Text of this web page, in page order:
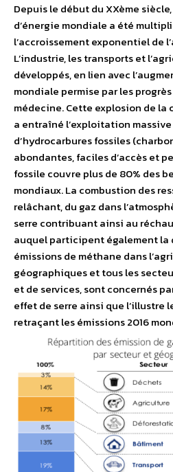
Depuis le début du XXème
d’énergie mondiale a été
l’accroissement exponentiel de
L’industrie, les transports et
développés, en lien avec
mondiale permise par les
médecine. Cette explosion de la
a entraîné l’exploitation
d’hydrocarbures fossiles
abondantes, faciles d’accès et
fossile couvre plus de 80% des
mondiaux. La combustion des
relâchant, du gaz dans
serre contribuant ainsi au
auquel participent également
émissions de méthane dans
géographiques et tous les
et de services, sont concernés
effet de serre ainsi que l’illustre
retraçant les émissions 2016